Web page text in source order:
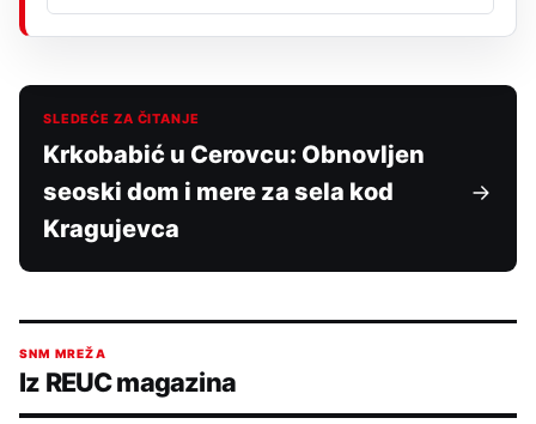
SLEDEĆE ZA ČITANJE
Krkobabić u Cerovcu: Obnovljen
seoski dom i mere za sela kod
Kragujevca
SNM MREŽA
Iz REUC magazina